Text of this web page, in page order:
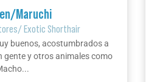
Maruchi
/Exotic Shorthair
buenos, acostumbrados a
gente y otros animales como